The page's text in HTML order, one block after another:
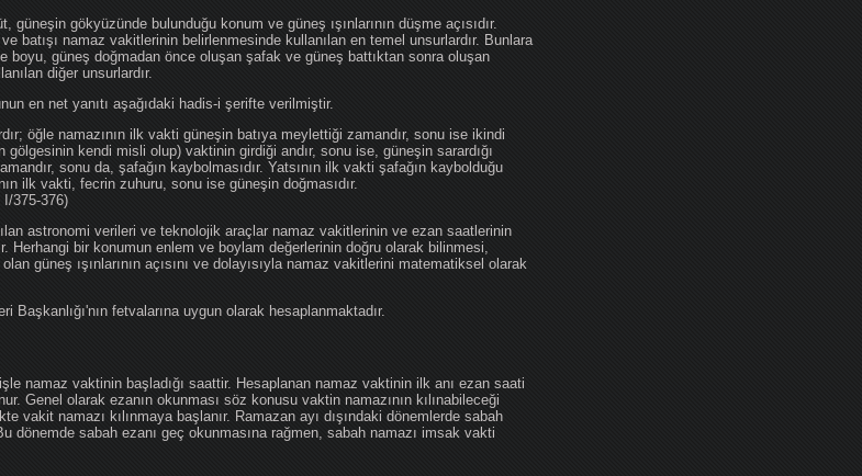
gökyüzünde bulunduğu konum ve güneş ışınlarının düşme açısıdır.
batışı namaz vakitlerinin belirlenmesinde kullanılan en temel unsurlardır. Bunlara
boyu, güneş doğmadan önce oluşan şafak ve güneş battıktan sonra oluşan
diğer unsurlardır.
en net yanıtı aşağıdaki hadis-i şerifte verilmiştir.
öğle namazının ilk vakti güneşin batıya meylettiği zamandır, sonu ise ikindi
kendi misli olup) vaktinin girdiği andır, sonu ise, güneşin sarardığı
sonu da, şafağın kaybolmasıdır. Yatsının ilk vakti şafağın kaybolduğu
ilk vakti, fecrin zuhuru, sonu ise güneşin doğmasıdır.
375-376)
astronomi verileri ve teknolojik araçlar namaz vakitlerinin ve ezan saatlerinin
Herhangi bir konumun enlem ve boylam değerlerinin doğru olarak bilinmesi,
güneş ışınlarının açısını ve dolayısıyla namaz vakitlerini matematiksel olarak
fetvalarına uygun olarak hesaplanmaktadır.
namaz vaktinin başladığı saattir. Hesaplanan namaz vaktinin ilk anı ezan saati
Genel olarak ezanın okunması söz konusu vaktin namazının kılınabileceği
vakit namazı kılınmaya başlanır. Ramazan ayı dışındaki dönemlerde sabah
dönemde sabah ezanı geç okunmasına rağmen, sabah namazı imsak vakti